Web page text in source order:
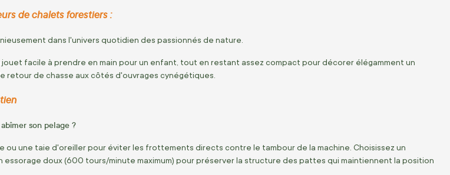
de chalets forestiers :
dans l'univers quotidien des passionnés de nature.
facile à prendre en main pour un enfant, tout en restant assez compact pour décorer élégamment un
retour de chasse aux côtés d'ouvrages cynégétiques.
son pelage ?
ou une taie d'oreiller pour éviter les frottements directs contre le tambour de la machine. Choisissez un
essorage doux (600 tours/minute maximum) pour préserver la structure des pattes qui maintiennent la position